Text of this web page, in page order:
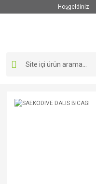
Hoşgeldiniz